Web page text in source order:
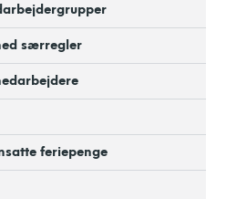
særregler
feriepenge